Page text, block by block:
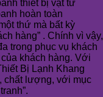
thiết bị vật tư
hoàn toàn
thứ mà bất kỳ
hàng” . Chính vì vậy,
trong phục vụ khách
khách hàng. Với
Bị Lạnh Khang
chất lượng, với mục